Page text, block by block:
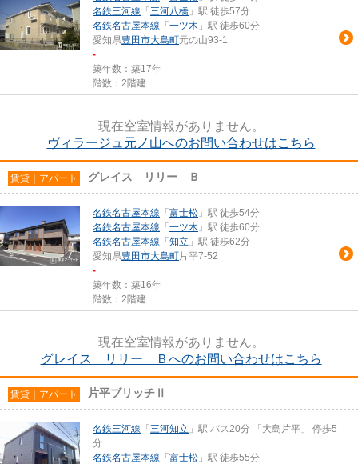
名鉄三河線 「 三河八橋 」駅 徒歩57分
名鉄名古屋本線 「 一ツ木 」駅 徒歩60分
愛知県豊田市大島町元の山93-1
-
築年数：築17年
階数：2階建
現在空室情報がありません。
ヴィラージュ元ノ山へのお問い合わせはこちら
賃貸｜アパート グレイス リリー Ｂ
名鉄名古屋本線 「 富士松 」駅 徒歩54分
名鉄名古屋本線 「 一ツ木 」駅 徒歩60分
名鉄名古屋本線 「 知立 」駅 徒歩62分
愛知県豊田市大島町片平7-52
-
築年数：築16年
階数：2階建
現在空室情報がありません。
グレイス リリー Ｂへのお問い合わせはこちら
賃貸｜アパート 片平ブリッチⅡ
名鉄三河線 「 三河知立 」駅 バス20分 「大島片平」 停歩5
分
名鉄名古屋本線 「 富士松 」駅 徒歩55分